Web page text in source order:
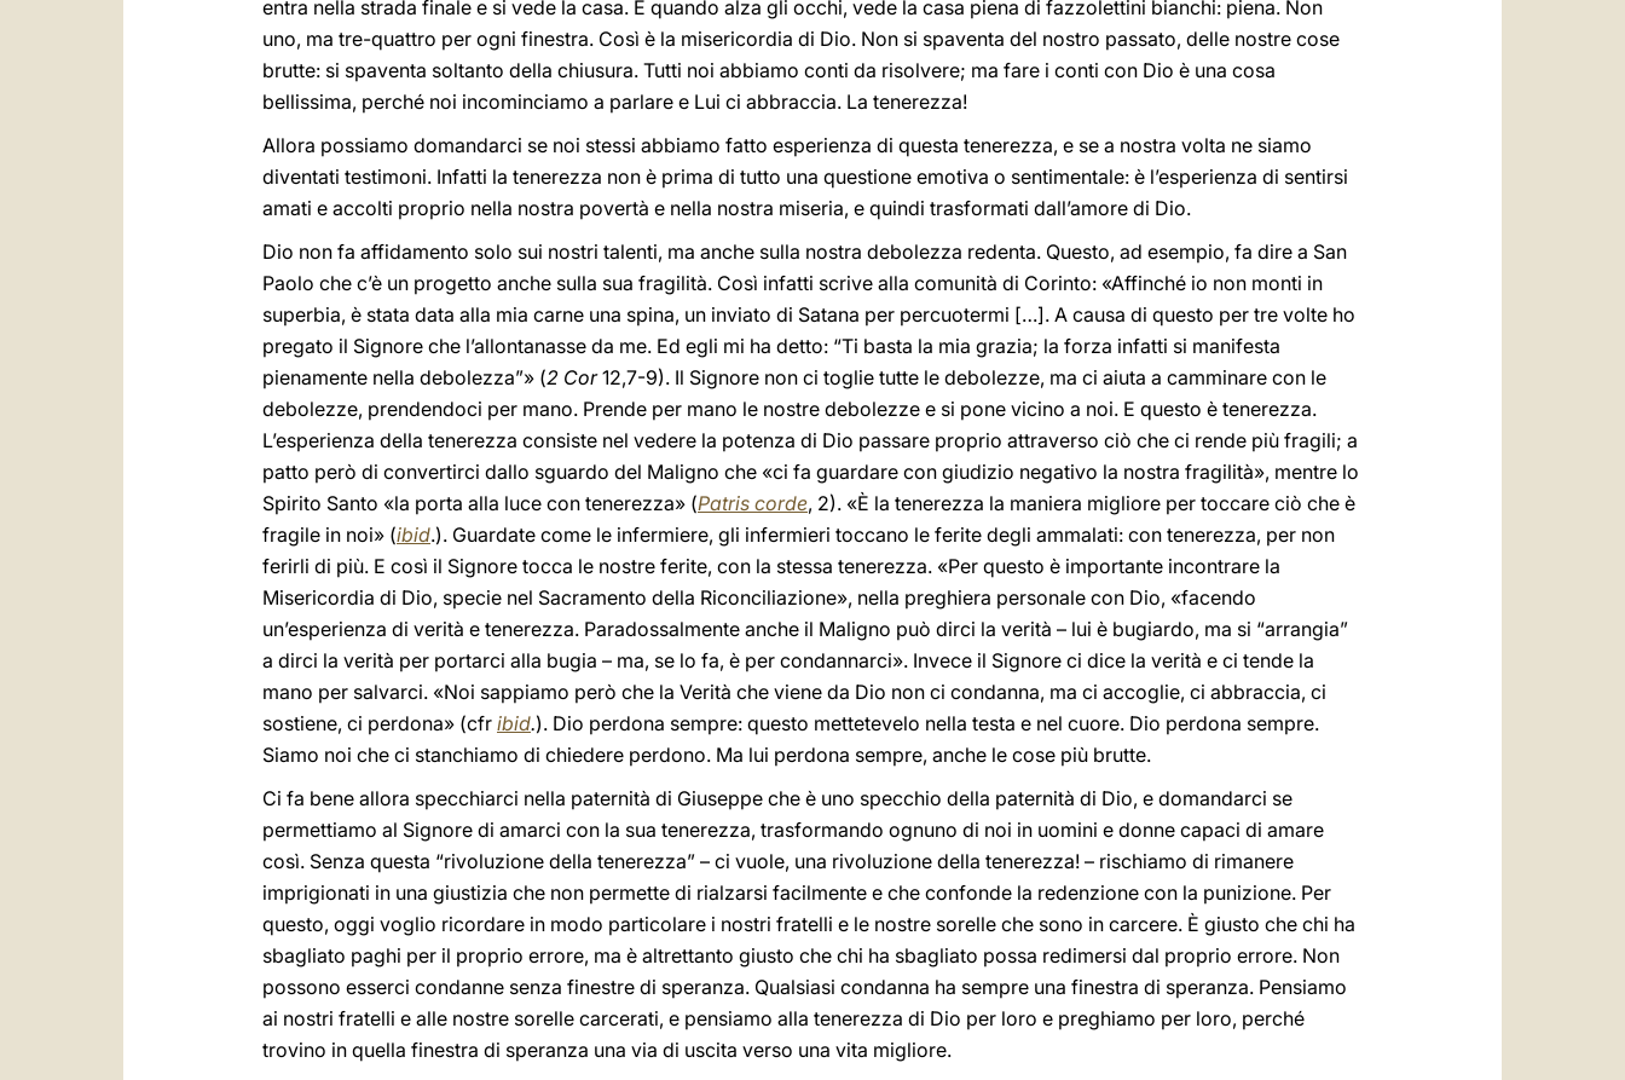
entra nella strada finale e si vede la casa. E quando alza gli occhi, vede la casa piena di fazzolettini bianchi: piena. Non
uno, ma tre-quattro per ogni finestra. Così è la misericordia di Dio. Non si spaventa del nostro passato, delle nostre cose
brutte: si spaventa soltanto della chiusura. Tutti noi abbiamo conti da risolvere; ma fare i conti con Dio è una cosa
bellissima, perché noi incominciamo a parlare e Lui ci abbraccia. La tenerezza!
Allora possiamo domandarci se noi stessi abbiamo fatto esperienza di questa tenerezza, e se a nostra volta ne siamo
diventati testimoni. Infatti la tenerezza non è prima di tutto una questione emotiva o sentimentale: è l’esperienza di sentirsi
amati e accolti proprio nella nostra povertà e nella nostra miseria, e quindi trasformati dall’amore di Dio.
Dio non fa affidamento solo sui nostri talenti, ma anche sulla nostra debolezza redenta. Questo, ad esempio, fa dire a San
Paolo che c’è un progetto anche sulla sua fragilità. Così infatti scrive alla comunità di Corinto: «Affinché io non monti in
superbia, è stata data alla mia carne una spina, un inviato di Satana per percuotermi […]. A causa di questo per tre volte ho
pregato il Signore che l’allontanasse da me. Ed egli mi ha detto: “Ti basta la mia grazia; la forza infatti si manifesta
pienamente nella debolezza”» (2 Cor12,7-9). Il Signore non ci toglie tutte le debolezze, ma ci aiuta a camminare con le
debolezze, prendendoci per mano. Prende per mano le nostre debolezze e si pone vicino a noi. E questo è tenerezza.
L’esperienza della tenerezza consiste nel vedere la potenza di Dio passare proprio attraverso ciò che ci rende più fragili; a
patto però di convertirci dallo sguardo del Maligno che «ci fa guardare con giudizio negativo la nostra fragilità», mentre lo
Spirito Santo «la porta alla luce con tenerezza» (Patris corde, 2). «È la tenerezza la maniera migliore per toccare ciò che è
fragile in noi» (ibid.). Guardate come le infermiere, gli infermieri toccano le ferite degli ammalati: con tenerezza, per non
ferirli di più. E così il Signore tocca le nostre ferite, con la stessa tenerezza. «Per questo è importante incontrare la
Misericordia di Dio, specie nel Sacramento della Riconciliazione», nella preghiera personale con Dio, «facendo
un’esperienza di verità e tenerezza. Paradossalmente anche il Maligno può dirci la verità – lui è bugiardo, ma si “arrangia”
a dirci la verità per portarci alla bugia – ma, se lo fa, è per condannarci». Invece il Signore ci dice la verità e ci tende la
mano per salvarci. «Noi sappiamo però che la Verità che viene da Dio non ci condanna, ma ci accoglie, ci abbraccia, ci
sostiene, ci perdona» (cfr ibid.). Dio perdona sempre: questo mettetevelo nella testa e nel cuore. Dio perdona sempre.
Siamo noi che ci stanchiamo di chiedere perdono. Ma lui perdona sempre, anche le cose più brutte.
Ci fa bene allora specchiarci nella paternità di Giuseppe che è uno specchio della paternità di Dio, e domandarci se
permettiamo al Signore di amarci con la sua tenerezza, trasformando ognuno di noi in uomini e donne capaci di amare
così. Senza questa “rivoluzione della tenerezza” – ci vuole, una rivoluzione della tenerezza! – rischiamo di rimanere
imprigionati in una giustizia che non permette di rialzarsi facilmente e che confonde la redenzione con la punizione. Per
questo, oggi voglio ricordare in modo particolare i nostri fratelli e le nostre sorelle che sono in carcere. È giusto che chi ha
sbagliato paghi per il proprio errore, ma è altrettanto giusto che chi ha sbagliato possa redimersi dal proprio errore. Non
possono esserci condanne senza finestre di speranza. Qualsiasi condanna ha sempre una finestra di speranza. Pensiamo
ai nostri fratelli e alle nostre sorelle carcerati, e pensiamo alla tenerezza di Dio per loro e preghiamo per loro, perché
trovino in quella finestra di speranza una via di uscita verso una vita migliore.